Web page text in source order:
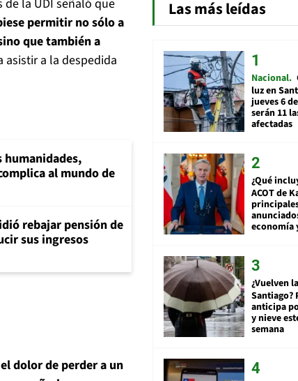
de la UDI señaló que
permitir no sólo a
que también a
asistir a la despedida
humanidades,
al mundo de
rebajar pensión de
sus ingresos
dolor de perder a un
Las más leídas
Nacional
luz en
jueves 6
serán 11
afectadas
¿Qué
ACOT de
economía
¿Vuelven
Santiago?
anticipa
y nieve
semana